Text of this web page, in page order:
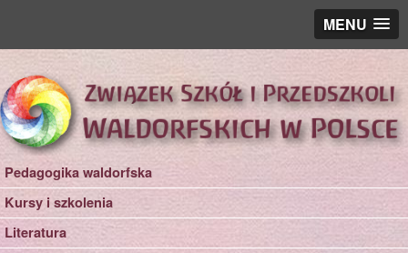
MENU
Pedagogika waldorfska
Kursy i szkolenia
Literatura